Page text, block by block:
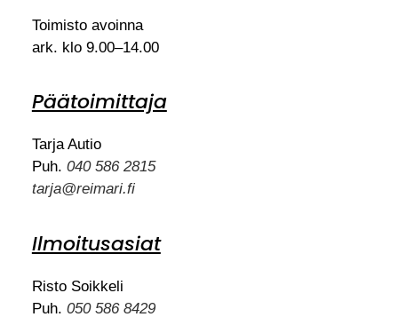
Toimisto avoinna
ark. klo 9.00–14.00
Päätoimittaja
Tarja Autio
Puh. 040 586 2815
tarja@reimari.fi
Ilmoitusasiat
Risto Soikkeli
Puh. 050 586 8429